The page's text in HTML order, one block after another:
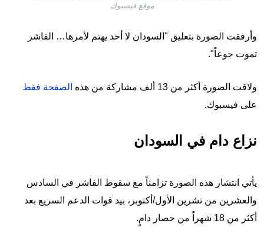
موقع فيسبوك
وأرفقت الصورة بتعليق "السودان لا أحد يهتم لأمرها… الفاشر
تموت جوعاً".
ولاقت الصورة أكثر من 13 ألف مشاركة من هذه
الصفحة فقط
على فيسبوك.
نزاع دام في السودان
يأتي انتشار هذه الصورة تزامناً مع سقوط الفاشر في السادس
والعشرين من تشرين الأول/أكتوبر، بيد قوات الدعم السريع بعد
أكثر من 18 شهراً من حصار دامٍ.